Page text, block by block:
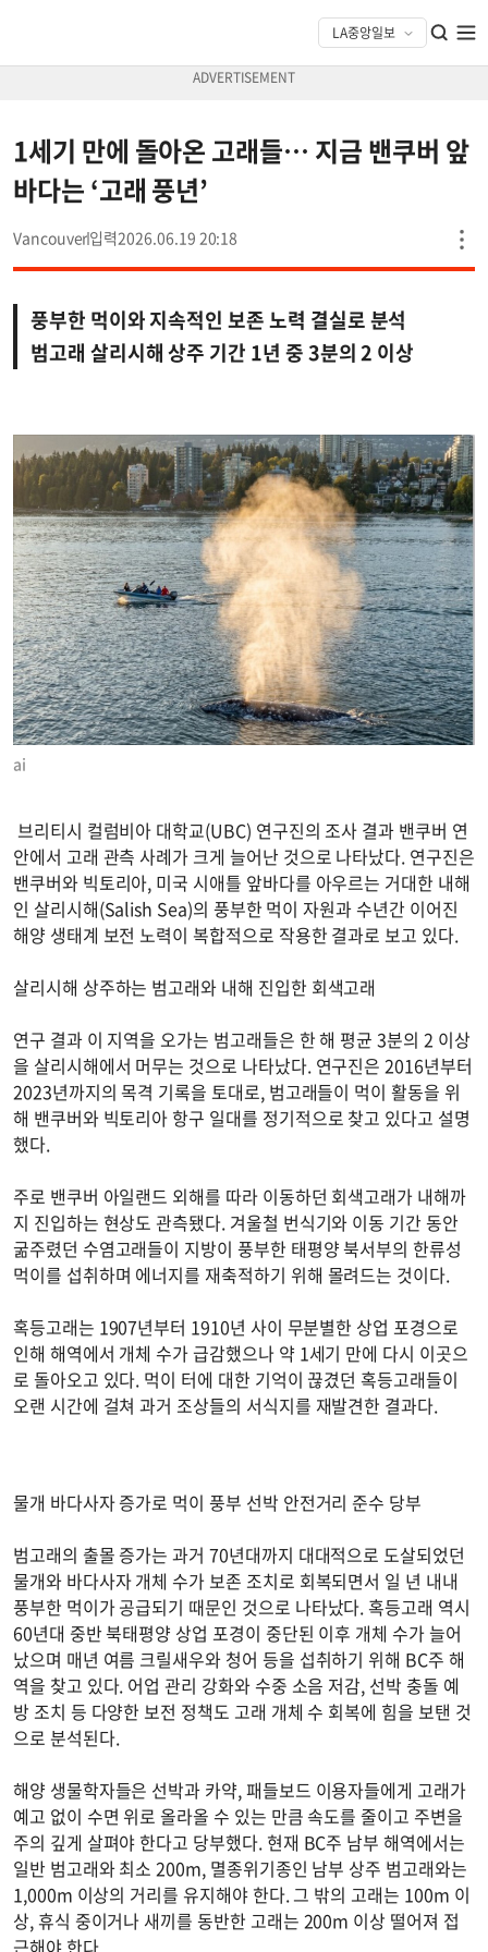
1세기 만에 돌아온 고래들… 지금 밴쿠버 앞
바다는 ‘고래 풍년’
Vancouver 2026.06.19 20:18
풍부한 먹이와 지속적인 보존 노력 결실로 분석
범고래 살리시해 상주 기간 1년 중 3분의 2 이상
ai
브리티시 컬럼비아 대학교(UBC) 연구진의 조사 결과 밴쿠버 연
안에서 고래 관측 사례가 크게 늘어난 것으로 나타났다. 연구진은
밴쿠버와 빅토리아, 미국 시애틀 앞바다를 아우르는 거대한 내해
인 살리시해(Salish Sea)의 풍부한 먹이 자원과 수년간 이어진
해양 생태계 보전 노력이 복합적으로 작용한 결과로 보고 있다.
살리시해 상주하는 범고래와 내해 진입한 회색고래
연구 결과 이 지역을 오가는 범고래들은 한 해 평균 3분의 2 이상
을 살리시해에서 머무는 것으로 나타났다. 연구진은 2016년부터
2023년까지의 목격 기록을 토대로, 범고래들이 먹이 활동을 위
해 밴쿠버와 빅토리아 항구 일대를 정기적으로 찾고 있다고 설명
했다.
주로 밴쿠버 아일랜드 외해를 따라 이동하던 회색고래가 내해까
지 진입하는 현상도 관측됐다. 겨울철 번식기와 이동 기간 동안
굶주렸던 수염고래들이 지방이 풍부한 태평양 북서부의 한류성
먹이를 섭취하며 에너지를 재축적하기 위해 몰려드는 것이다.
혹등고래는 1907년부터 1910년 사이 무분별한 상업 포경으로
인해 해역에서 개체 수가 급감했으나 약 1세기 만에 다시 이곳으
로 돌아오고 있다. 먹이 터에 대한 기억이 끊겼던 혹등고래들이
오랜 시간에 걸쳐 과거 조상들의 서식지를 재발견한 결과다.
물개 바다사자 증가로 먹이 풍부 선박 안전거리 준수 당부
범고래의 출몰 증가는 과거 70년대까지 대대적으로 도살되었던
물개와 바다사자 개체 수가 보존 조치로 회복되면서 일 년 내내
풍부한 먹이가 공급되기 때문인 것으로 나타났다. 혹등고래 역시
60년대 중반 북태평양 상업 포경이 중단된 이후 개체 수가 늘어
났으며 매년 여름 크릴새우와 청어 등을 섭취하기 위해 BC주 해
역을 찾고 있다. 어업 관리 강화와 수중 소음 저감, 선박 충돌 예
방 조치 등 다양한 보전 정책도 고래 개체 수 회복에 힘을 보탠 것
으로 분석된다.
해양 생물학자들은 선박과 카약, 패들보드 이용자들에게 고래가
예고 없이 수면 위로 올라올 수 있는 만큼 속도를 줄이고 주변을
주의 깊게 살펴야 한다고 당부했다. 현재 BC주 남부 해역에서는
일반 범고래와 최소 200m, 멸종위기종인 남부 상주 범고래와는
1,000m 이상의 거리를 유지해야 한다. 그 밖의 고래는 100m 이
상, 휴식 중이거나 새끼를 동반한 고래는 200m 이상 떨어져 접
근해야 한다.